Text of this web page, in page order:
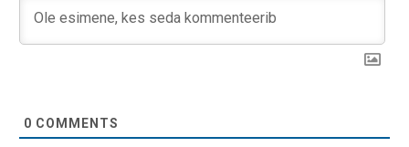
0 COMMENTS